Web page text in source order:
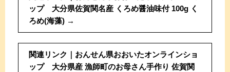
ップ 大分県佐賀関名産 くろめ醤油味付 100g く
ろめ(海藻)
関連リンク｜おんせん県おおいたオンラインショ
ップ 大分県産 漁師町のお母さん手作り 佐賀関